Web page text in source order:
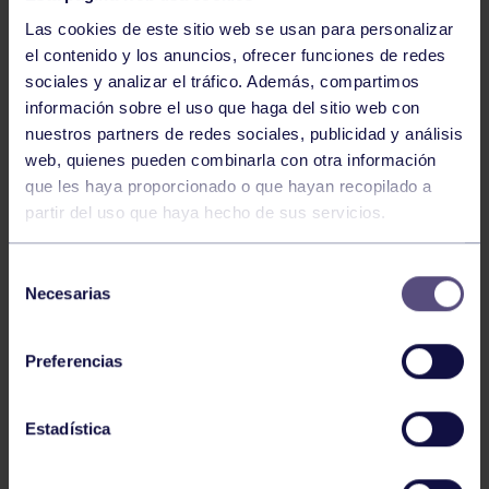
Las cookies de este sitio web se usan para personalizar
el contenido y los anuncios, ofrecer funciones de redes
sociales y analizar el tráfico. Además, compartimos
información sobre el uso que haga del sitio web con
nuestros partners de redes sociales, publicidad y análisis
web, quienes pueden combinarla con otra información
que les haya proporcionado o que hayan recopilado a
partir del uso que haya hecho de sus servicios.
Necesarias
Preferencias
Estadística
Voleibol
CAMPEONAS DE ASTURIAS
Voleibol